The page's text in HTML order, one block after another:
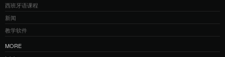
西班牙语课程
新闻
教学软件
MORE